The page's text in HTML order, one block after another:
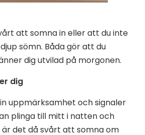
att somna in eller att du inte
sömn. Båda gör att du
dig utvilad på morgonen.
dig
uppmärksamhet och signaler
plinga till mitt i natten och
är det då svårt att somna om